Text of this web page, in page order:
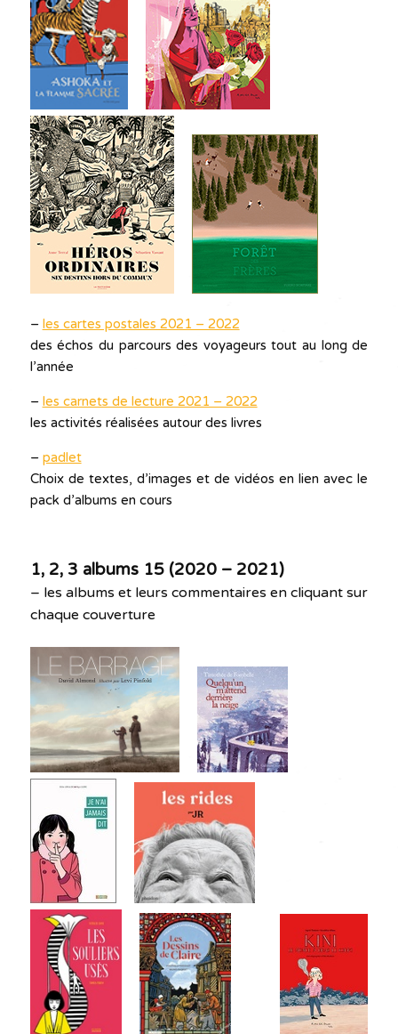
– les cartes postales 2021 – 2022
des échos du parcours des voyageurs tout au long de
l’année
– les carnets de lecture 2021 – 2022
les activités réalisées autour des livres
– padlet
Choix de textes, d’images et de vidéos en lien avec le
pack d’albums en cours
1, 2, 3 albums 15 (2020 – 2021)
– les albums et leurs commentaires en cliquant sur
chaque couverture